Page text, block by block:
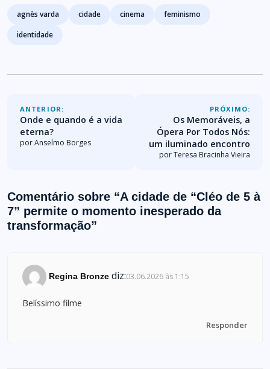
Tags
agnès varda cidade cinema
feminismo
identidade
ANTERIOR:
Onde e quando é a vida
eterna?
por Anselmo Borges
PRÓXIMO:
Os Memoráveis, a
Ópera Por Todos Nós:
um iluminado encontro
por Teresa Bracinha Vieira
Comentário sobre “A cidade de “Cléo de 5 à
7” permite o momento inesperado da
transformação”
Regina Bronze diz:03.06.2026 às 1:15
Belíssimo filme
Responder